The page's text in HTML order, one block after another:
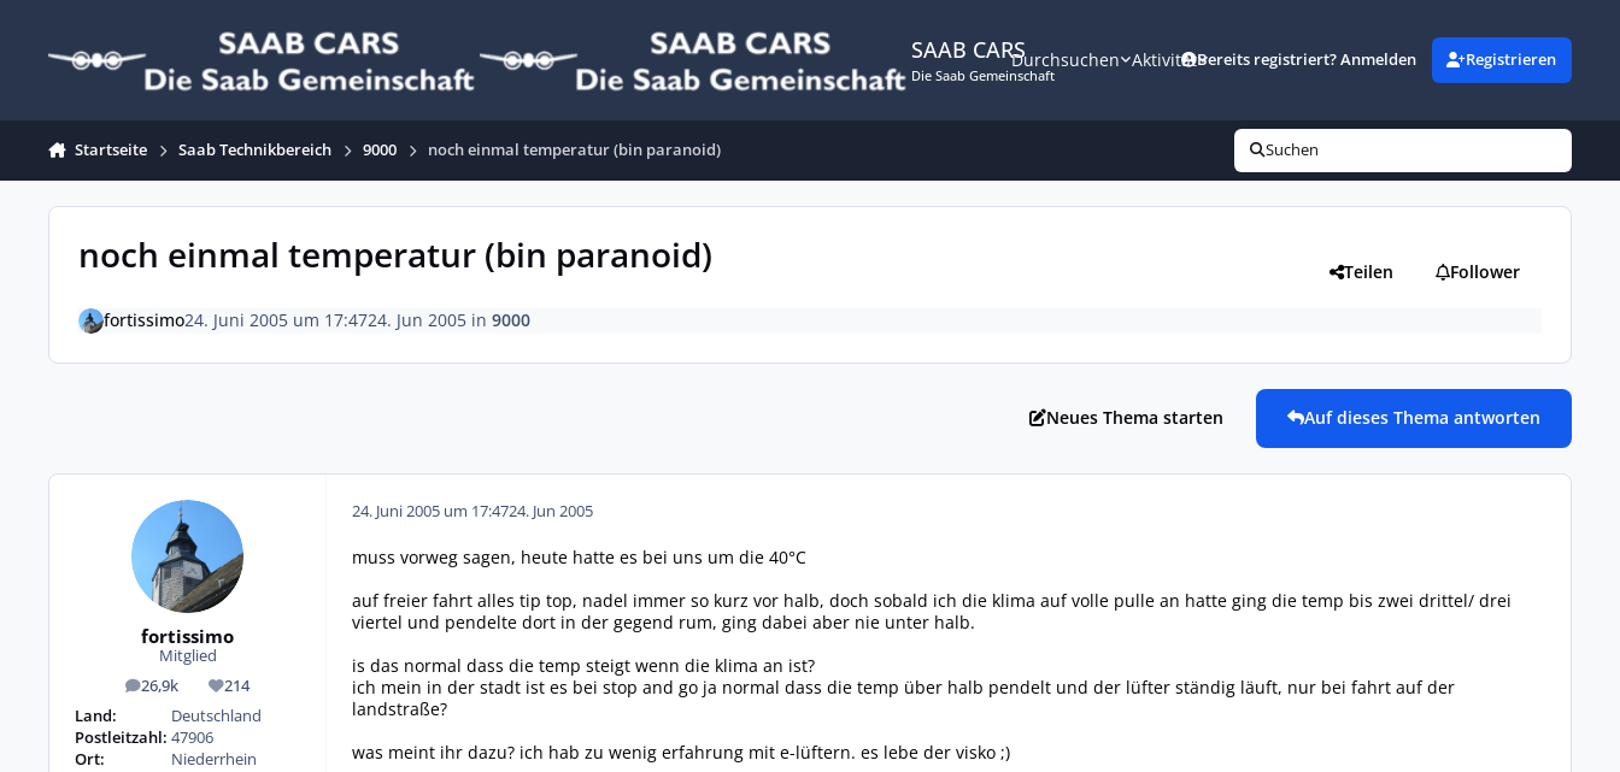
SAAB CARS
Die Saab Gemeinschaft
Durchsuchen AktivitätBereits registriert? Anmelden Registrieren
Startseite Saab Technikbereich 9000 noch einmal temperatur (bin paranoid) Suchen
noch einmal temperatur (bin paranoid) Teilen Follower
fortissimo24. Juni 2005 um 17:4724. Jun 2005in 9000
Neues Thema starten Auf dieses Thema antworten
fortissimo
Mitglied
26,9k
Beiträge 214
Reputation
Land:
Deutschland
Postleitzahl: 47906
Ort:
Niederrhein
24. Juni 2005 um 17:4724. Jun 2005
muss vorweg sagen, heute hatte es bei uns um die 40°C
auf freier fahrt alles tip top, nadel immer so kurz vor halb, doch sobald ich die klima auf volle pulle an hatte ging die temp bis zwei drittel/ drei
viertel und pendelte dort in der gegend rum, ging dabei aber nie unter halb.
is das normal dass die temp steigt wenn die klima an ist?
ich mein in der stadt ist es bei stop and go ja normal dass die temp über halb pendelt und der lüfter ständig läuft, nur bei fahrt auf der
landstraße?
was meint ihr dazu? ich hab zu wenig erfahrung mit e-lüftern. es lebe der visko ;)